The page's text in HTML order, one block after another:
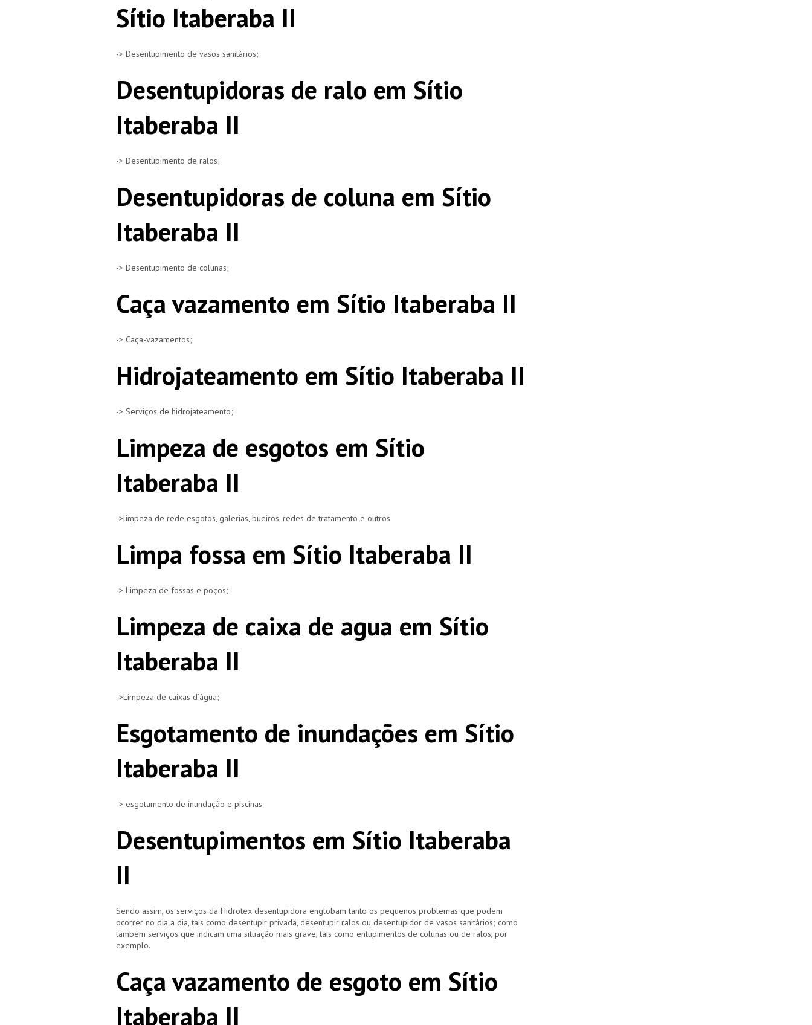
Sítio Itaberaba II
-> Desentupimento de vasos sanitários;
Desentupidoras de ralo em Sítio
Itaberaba II
-> Desentupimento de ralos;
Desentupidoras de coluna em Sítio
Itaberaba II
-> Desentupimento de colunas;
Caça vazamento em Sítio Itaberaba II
-> Caça-vazamentos;
Hidrojateamento em Sítio Itaberaba II
-> Serviços de hidrojateamento;
Limpeza de esgotos em Sítio
Itaberaba II
->limpeza de rede esgotos, galerias, bueiros, redes de tratamento e outros
Limpa fossa em Sítio Itaberaba II
-> Limpeza de fossas e poços;
Limpeza de caixa de agua em Sítio
Itaberaba II
->Limpeza de caixas d’água;
Esgotamento de inundações em Sítio
Itaberaba II
-> esgotamento de inundação e piscinas
Desentupimentos em Sítio Itaberaba
II
Sendo assim, os serviços da Hidrotex desentupidora englobam tanto os pequenos problemas que podem
ocorrer no dia a dia, tais como desentupir privada, desentupir ralos ou desentupidor de vasos sanitários; como
também serviços que indicam uma situação mais grave, tais como entupimentos de colunas ou de ralos, por
exemplo.
Caça vazamento de esgoto em Sítio
Itaberaba II